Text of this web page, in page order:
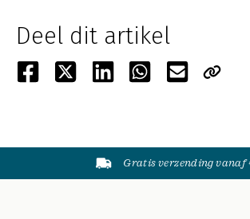
Deel dit artikel
Gratis verzending vanaf